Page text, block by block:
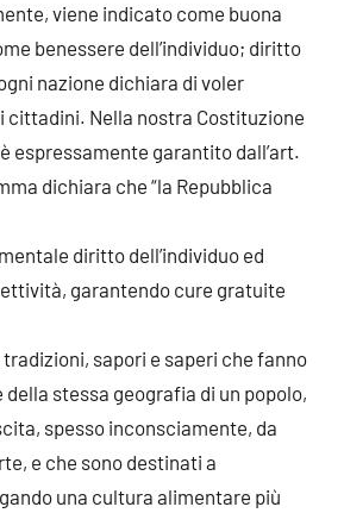
viene indicato come buona
benessere dell’individuo; diritto
nazione dichiara di voler
cittadini. Nella nostra Costituzione
espressamente garantito dall’art.
dichiara che “la Repubblica
diritto dell’individuo ed
garantendo cure gratuite
sapori e saperi che fanno
della stessa geografia di un popolo,
spesso inconsciamente, da
e che sono destinati a
una cultura alimentare più